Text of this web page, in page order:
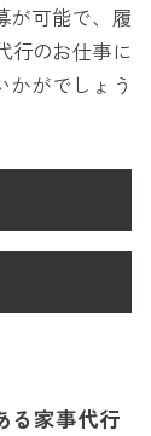
が可能で、履
行のお仕事に
かがでしょう
る家事代行